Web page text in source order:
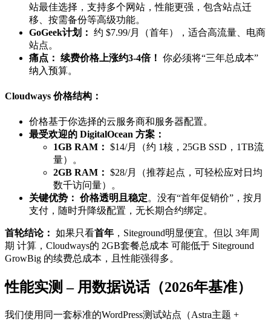
站最佳选择，支持多个网站，性能更强，包含站点迁
移、按需备份等高级功能。
GoGeek计划： 约 $7.99/月（首年），适合高流量、电商
站点。
痛点： 续费价格上涨约3-4倍！ 你必须将“三年总成本”
纳入预算。
Cloudways 价格结构：
价格基于你选择的云服务商和服务器配置。
最受欢迎的 DigitalOcean 方案：
1GB RAM： $14/月（约 1核，25GB SSD，1TB流
量）。
2GB RAM： $28/月（推荐起点，可轻松应对日均
数千访问量）。
关键优势： 价格透明且稳定。没有“首年促销价”，按月
支付，随时升降级配置，无长期合约绑定。
首轮结论： 如果只看首年 ，Siteground明显便宜。但以 3年周
期 计算，Cloudways的 2GB套餐总成本 可能低于 Siteground
GrowBig 的续费总成本，且性能强得多。
性能实测 – 用数据说话（2026年基准）
我们使用同一套标准的WordPress测试站点（Astra主题 +